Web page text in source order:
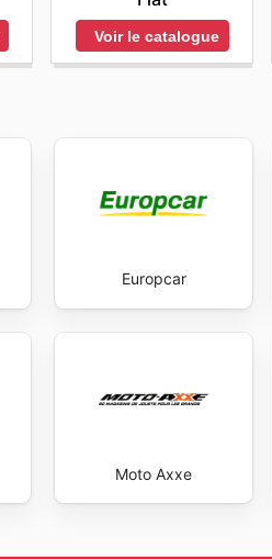
Voir le catalogue
Europcar
Moto Axxe